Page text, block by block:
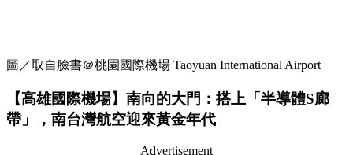
圖／取自臉書＠桃園國際機場 Taoyuan International Airport
【高雄國際機場】南向的大門：搭上「半導體S廊
帶」，南台灣航空迎來黃金年代
Advertisement